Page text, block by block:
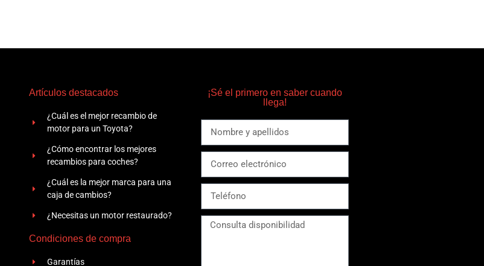
Artículos destacados
¿Cuál es el mejor recambio de
motor para un Toyota?
¿Cómo encontrar los mejores
recambios para coches?
¿Cuál es la mejor marca para una
caja de cambios?
¿Necesitas un motor restaurado?
Condiciones de compra
Garantías
¡Sé el primero en saber cuando
llega!